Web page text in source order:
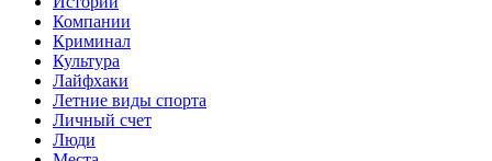
Компании
Криминал
Культура
Лайфхаки
Летние виды спорта
Личный счет
Люди